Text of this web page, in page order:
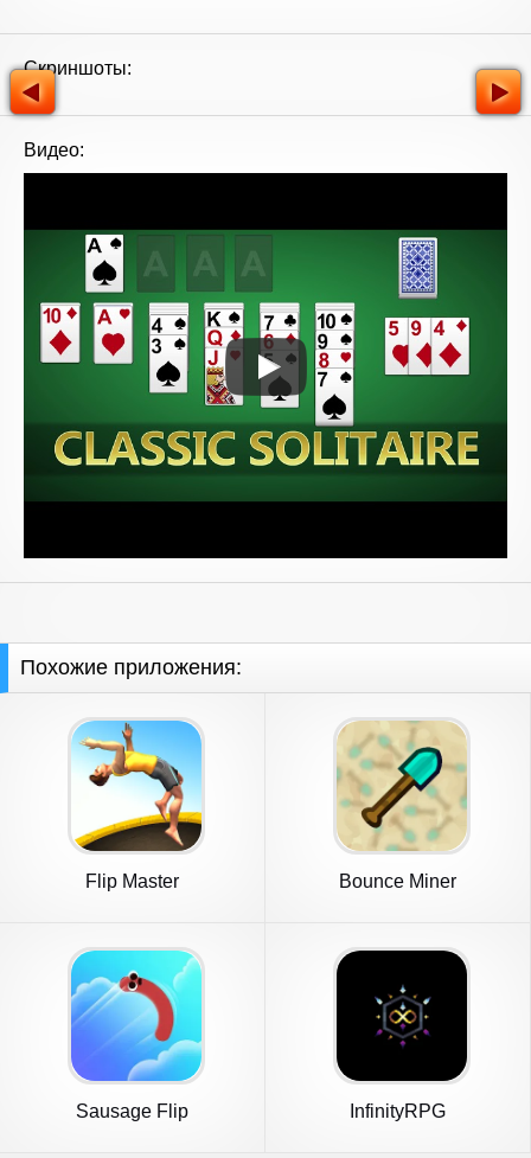
Скриншоты:
Видео:
Похожие приложения:
Flip Master Bounce Miner
Sausage Flip InfinityRPG